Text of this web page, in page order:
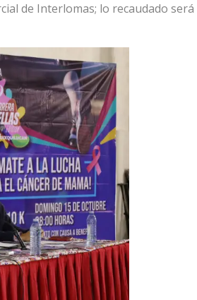
de Interlomas; lo recaudado será